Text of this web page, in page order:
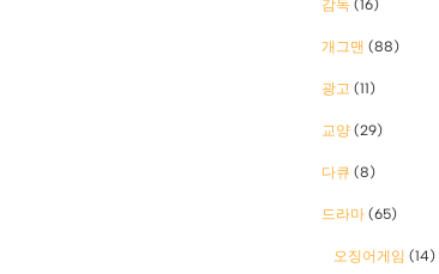
감독 (16)
개그맨 (88)
광고 (11)
교양 (29)
다큐 (8)
드라마 (65)
오징어게임 (14)